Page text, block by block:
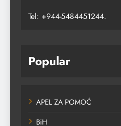
Tel: +944-5484451244.
Popular
APEL ZA POMOĆ
BiH